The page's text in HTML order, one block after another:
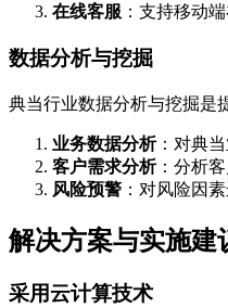
在线客服 ：支持移动
数据分析与挖掘
典当行业数据分析与挖掘是
业务数据分析：对典
客户需求分析：分析
风险预警 ：对风险因
解决方案与实施建
采用云计算技术